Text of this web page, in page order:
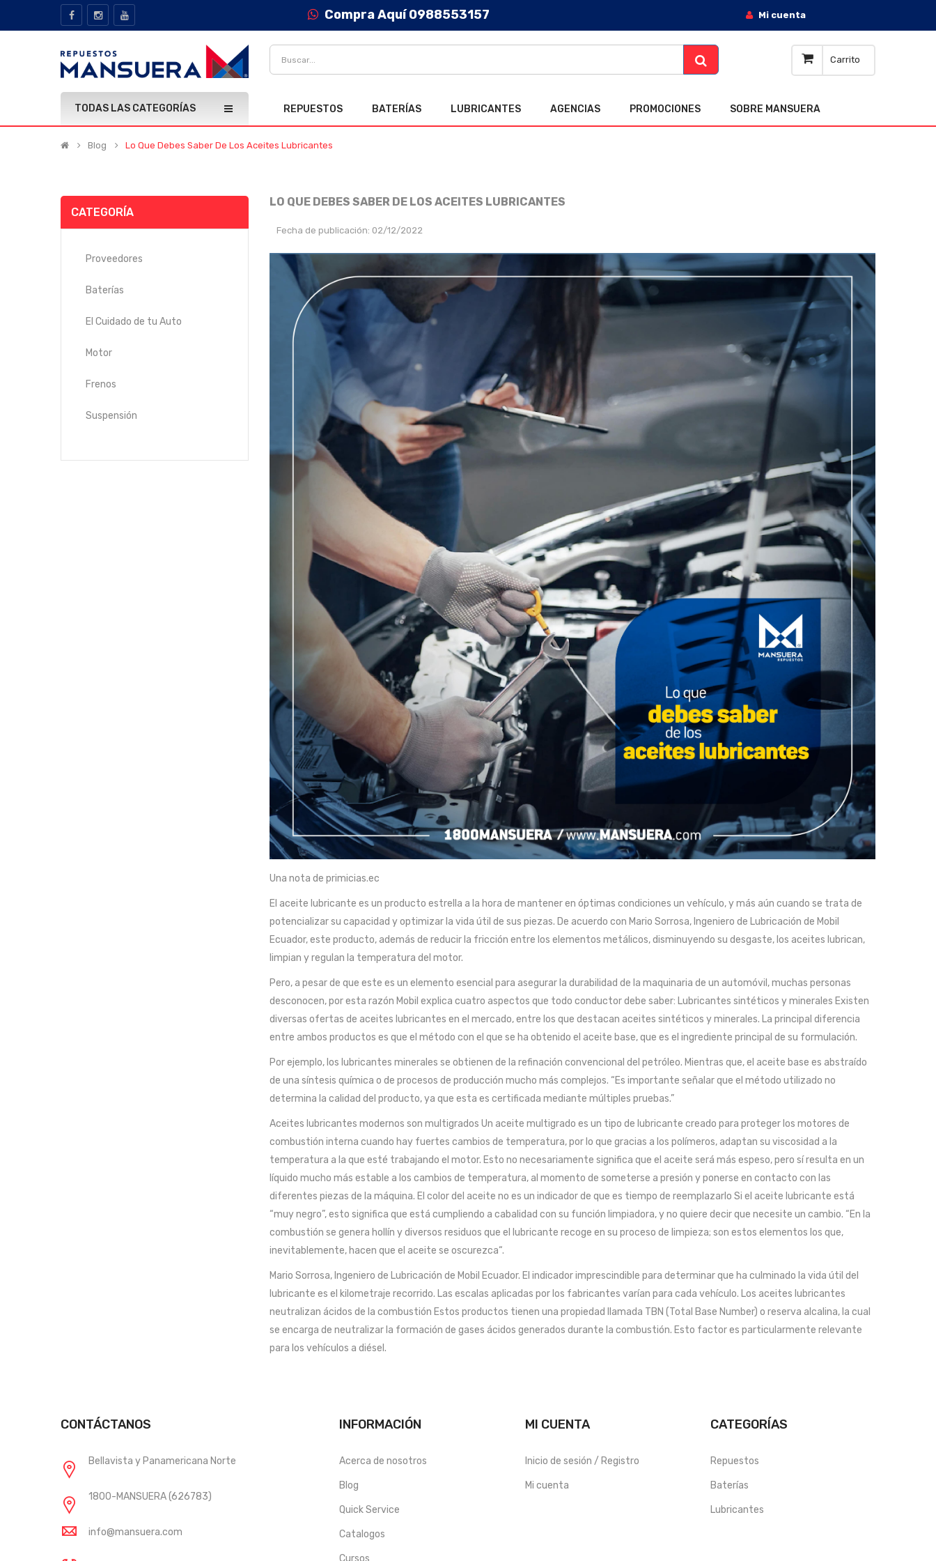
Compra Aquí 0988553157 Mi cuenta
Carrito
TODAS LAS CATEGORÍAS REPUESTOS BATERÍAS LUBRICANTES AGENCIAS PROMOCIONES SOBRE MANSUERA
Blog Lo Que Debes Saber De Los Aceites Lubricantes
CATEGORÍA
Proveedores
Baterías
El Cuidado de tu Auto
Motor
Frenos
Suspensión
LO QUE DEBES SABER DE LOS ACEITES LUBRICANTES
Fecha de publicación: 02/12/2022
Una nota de primicias.ec
El aceite lubricante es un producto estrella a la hora de mantener en óptimas condiciones un vehículo, y más aún cuando se trata de
potencializar su capacidad y optimizar la vida útil de sus piezas. De acuerdo con Mario Sorrosa, Ingeniero de Lubricación de Mobil
Ecuador, este producto, además de reducir la fricción entre los elementos metálicos, disminuyendo su desgaste, los aceites lubrican,
limpian y regulan la temperatura del motor.
Pero, a pesar de que este es un elemento esencial para asegurar la durabilidad de la maquinaria de un automóvil, muchas personas
desconocen, por esta razón Mobil explica cuatro aspectos que todo conductor debe saber: Lubricantes sintéticos y minerales Existen
diversas ofertas de aceites lubricantes en el mercado, entre los que destacan aceites sintéticos y minerales. La principal diferencia
entre ambos productos es que el método con el que se ha obtenido el aceite base, que es el ingrediente principal de su formulación.
Por ejemplo, los lubricantes minerales se obtienen de la refinación convencional del petróleo. Mientras que, el aceite base es abstraído
de una síntesis química o de procesos de producción mucho más complejos. “Es importante señalar que el método utilizado no
determina la calidad del producto, ya que esta es certificada mediante múltiples pruebas.”
Aceites lubricantes modernos son multigrados Un aceite multigrado es un tipo de lubricante creado para proteger los motores de
combustión interna cuando hay fuertes cambios de temperatura, por lo que gracias a los polímeros, adaptan su viscosidad a la
temperatura a la que esté trabajando el motor. Esto no necesariamente significa que el aceite será más espeso, pero sí resulta en un
líquido mucho más estable a los cambios de temperatura, al momento de someterse a presión y ponerse en contacto con las
diferentes piezas de la máquina. El color del aceite no es un indicador de que es tiempo de reemplazarlo Si el aceite lubricante está
“muy negro”, esto significa que está cumpliendo a cabalidad con su función limpiadora, y no quiere decir que necesite un cambio. “En la
combustión se genera hollín y diversos residuos que el lubricante recoge en su proceso de limpieza; son estos elementos los que,
inevitablemente, hacen que el aceite se oscurezca“.
Mario Sorrosa, Ingeniero de Lubricación de Mobil Ecuador. El indicador imprescindible para determinar que ha culminado la vida útil del
lubricante es el kilometraje recorrido. Las escalas aplicadas por los fabricantes varían para cada vehículo. Los aceites lubricantes
neutralizan ácidos de la combustión Estos productos tienen una propiedad llamada TBN (Total Base Number) o reserva alcalina, la cual
se encarga de neutralizar la formación de gases ácidos generados durante la combustión. Esto factor es particularmente relevante
para los vehículos a diésel.
CONTÁCTANOS
Bellavista y Panamericana Norte
1800-MANSUERA (626783)
info@mansuera.com
INFORMACIÓN
Acerca de nosotros
Blog
Quick Service
Catalogos
Cursos
MI CUENTA
Inicio de sesión / Registro
Mi cuenta
CATEGORÍAS
Repuestos
Baterías
Lubricantes